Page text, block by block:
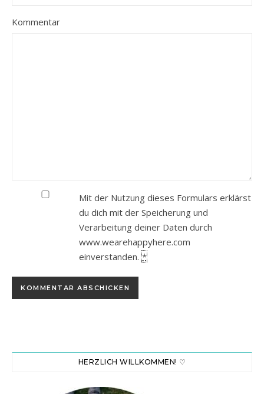
Kommentar
Mit der Nutzung dieses Formulars erklärst
du dich mit der Speicherung und
Verarbeitung deiner Daten durch
www.wearehappyhere.com
einverstanden. *
HERZLICH WILLKOMMEN! ♡